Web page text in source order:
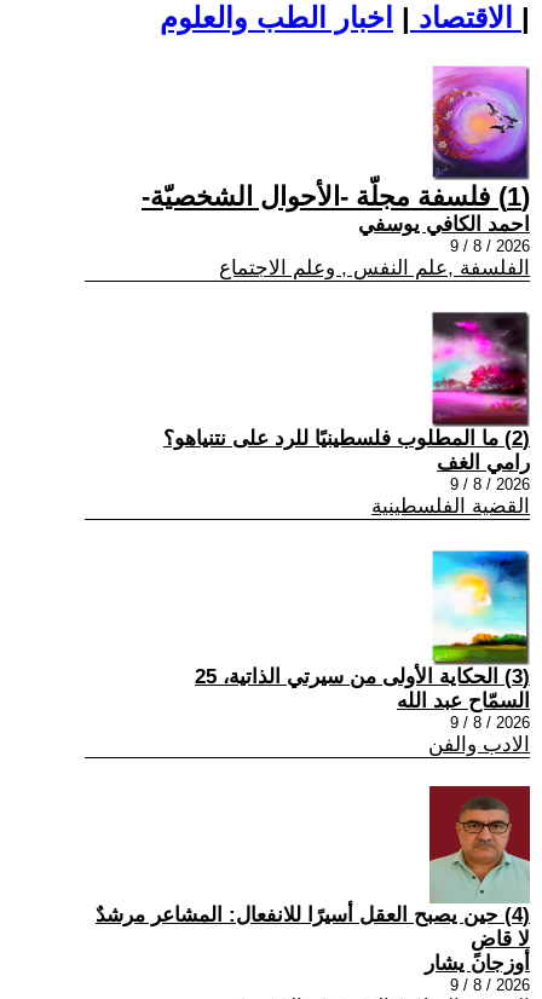
الاقتصاد | |
(1) فلسفة مجلّة -الأحوال الشخصيّة-
احمد الكافي يوسفي
2026 / 8 / 9
الفلسفة ,علم النفس , وعلم الاجتماع
(2) ما المطلوب فلسطينيًا للرد على نتنياهو؟
رامي الغف
2026 / 8 / 9
القضية الفلسطينية
(3) الحكاية الأولى من سيرتي الذاتية، 25
السمّاح عبد الله
2026 / 8 / 9
الادب والفن
(4) حين يصبح العقل أسيرًا للانفعال: المشاعر مرشدٌ
لا قاضٍ
أوزجان يشار
2026 / 8 / 9